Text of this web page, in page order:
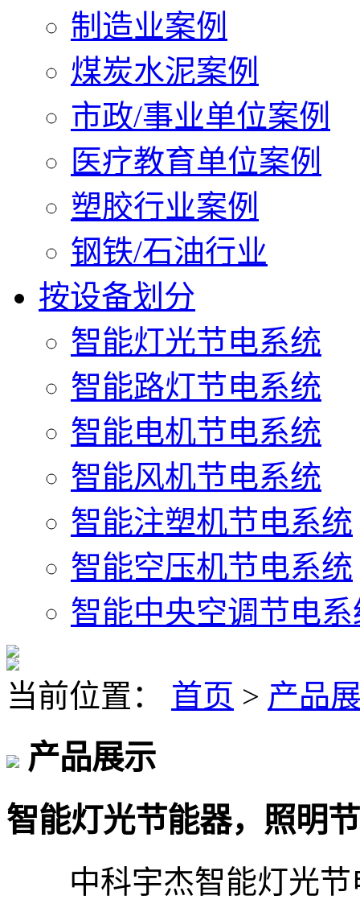
制造业案例
煤炭水泥案例
市政/事业单位案例
医疗教育单位案例
塑胶行业案例
钢铁/石油行业
按设备划分
智能灯光节电系统
智能路灯节电系统
智能电机节电系统
智能风机节电系统
智能注塑机节电系统
智能空压机节电系统
智能中央空调节电系
当前位置： 首页 > 产品
产品展示
智能灯光节能器，照明
中科宇杰智能灯光节